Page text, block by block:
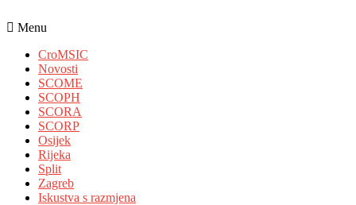
ToMenu
CroMSIC
Novosti
SCOME
SCOPH
SCORA
SCORP
Osijek
Rijeka
Split
Zagreb
Iskustva s razmjena